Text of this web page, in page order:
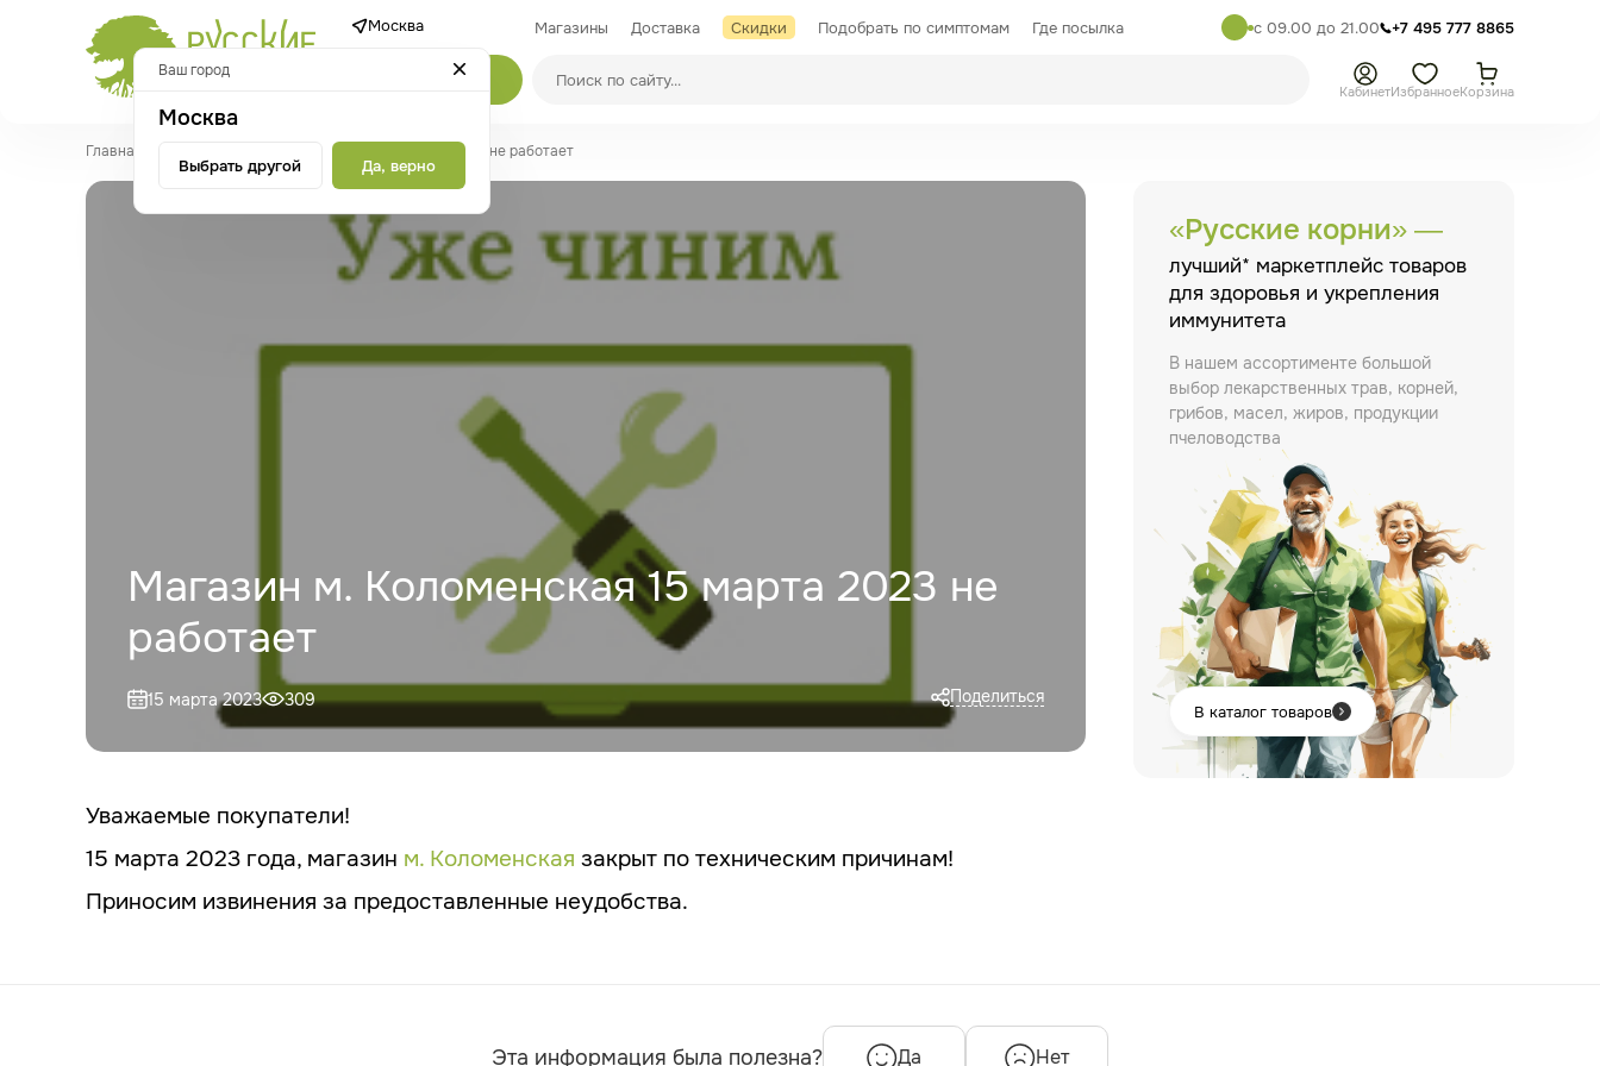
Москва Магазины Доставка Скидки Подобрать по симптомам Где посылка
Производители
с 09.00 до 21.00 +7 495 777 8865
Каталог
КабинетИзбранноеКорзина
Главная Магазин м. Коломенская 15 марта 2023 не работает
Магазин м. Коломенская 15 марта 2023 не
работает
15 марта 2023 309 Поделиться
Уважаемые покупатели!
15 марта 2023 года, магазин м. Коломенская закрыт по техническим причинам!
Приносим извинения за предоставленные неудобства.
«Русские корни» —
лучший* маркетплейс товаров
для здоровья и укрепления
иммунитета
В нашем ассортименте большой
выбор лекарственных трав, корней,
грибов, масел, жиров, продукции
пчеловодства
В каталог товаров
Эта информация была полезна? Да Нет
Ваш город
Москва
Выбрать другой Да, верно